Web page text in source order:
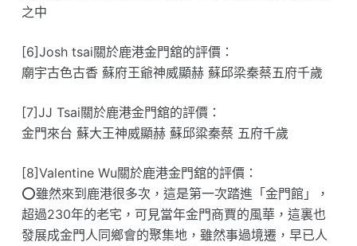
之中
[6]Josh tsai關於鹿港金門舘的評價：
廟宇古色古香 蘇府王爺神威顯赫 蘇邱梁秦蔡五府千歲
[7]JJ Tsai關於鹿港金門舘的評價：
金門來台 蘇大王神威顯赫 蘇邱粱秦蔡 五府千歲
[8]Valentine Wu關於鹿港金門舘的評價：
⭕️雖然來到鹿港很多次，這是第一次踏進「金門館」，
超過230年的老宅，可見當年金門商賈的風華，這裏也
發展成金門人同鄉會的聚集地，雖然事過境遷，早已人